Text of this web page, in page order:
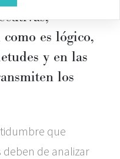
como es lógico,
y en las
los
que
deben de analizar